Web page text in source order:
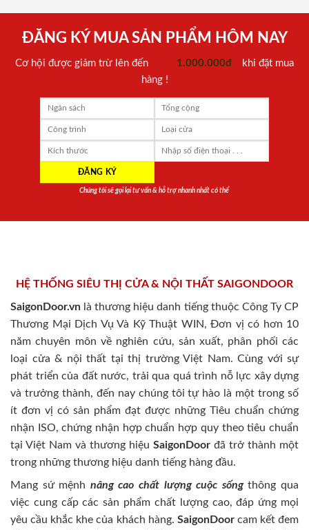
ĐĂNG KÝ MUA SẢN PHẨM HÔM NAY
Cơ hội được giảm trừ lên đến 1.000.000đ
khi đặt mua
hàng !
Chúng tôi sẽ gọi lại tư vấn & hỗ trợ nhanh nhất có thể
HỆ THỐNG SIÊU THỊ CỬA & NỘI THẤT SAIGONDOOR
SaigonDoor.vn là thương hiệu danh tiếng thuộc Công Ty CP
Thương Mại Dịch Vụ Và Kỹ Thuật WIN, Đơn vị có hơn 10
năm chuyên môn về nghiên cứu, sản xuất, phân phối các
loại cửa & nội thất tại thị trường Việt Nam. Cùng với sự
phát triển của đất nước, trải qua quá trình nỗ lực xây dựng
và trưởng thành, đến nay chúng tôi tự hào là một trong số
ít đơn vị có sản phẩm đạt được những Tiêu chuẩn chứng
nhận ISO, chứng nhận hợp chuẩn hợp quy theo tiêu chuẩn
tại Việt Nam và thương hiệu SaigonDoor đã trở thành một
trong những thương hiệu danh tiếng hàng đầu.
Mang sứ mệnh nâng cao chất lượng cuộc sốngthông qua
việc cung cấp các sản phẩm chất lượng cao, đáp ứng mọi
yêu cầu khắc khe của khách hàng. SaigonDoorcam kết đem